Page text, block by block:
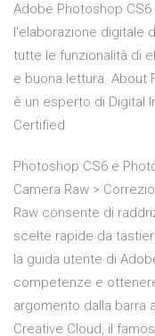
Adobe Photoshop
l'elaborazione digitale
tutte le funzionalità di
e buona lettura. About
è un esperto di Digital
Certified
Photoshop CS6 e
Camera Raw >
Raw consente di
scelte rapide da
la guida utente di
competenze e
argomento dalla barra
Creative Cloud, il